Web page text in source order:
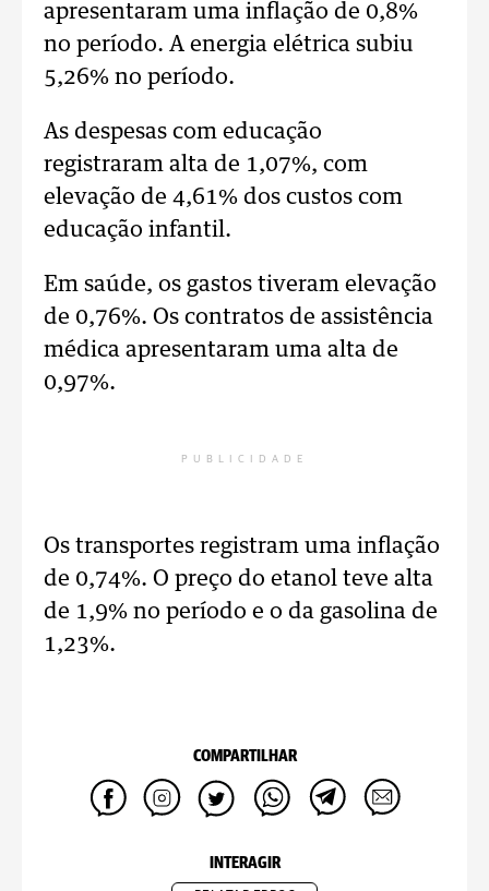
apresentaram uma inflação de 0,8%
no período. A energia elétrica subiu
5,26% no período.
As despesas com educação
registraram alta de 1,07%, com
elevação de 4,61% dos custos com
educação infantil.
Em saúde, os gastos tiveram elevação
de 0,76%. Os contratos de assistência
médica apresentaram uma alta de
0,97%.
PUBLICIDADE
Os transportes registram uma inflação
de 0,74%. O preço do etanol teve alta
de 1,9% no período e o da gasolina de
1,23%.
COMPARTILHAR
INTERAGIR